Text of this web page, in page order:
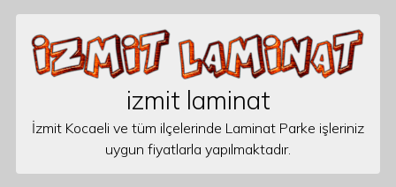
Skip to content
izmit laminat
İzmit Kocaeli ve tüm ilçelerinde Laminat Parke işleriniz
uygun fiyatlarla yapılmaktadır.